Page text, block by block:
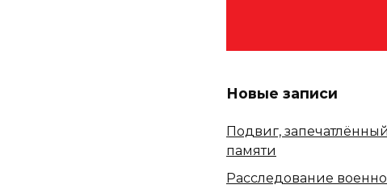
Новые записи
Подвиг,
памяти
Расследование